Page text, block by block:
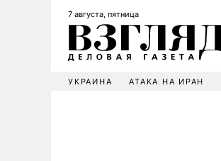
7 августа, пятница
УКРАИНА АТАКА НА ИРАН